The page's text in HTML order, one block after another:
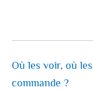
Où les voir, où
commande ?